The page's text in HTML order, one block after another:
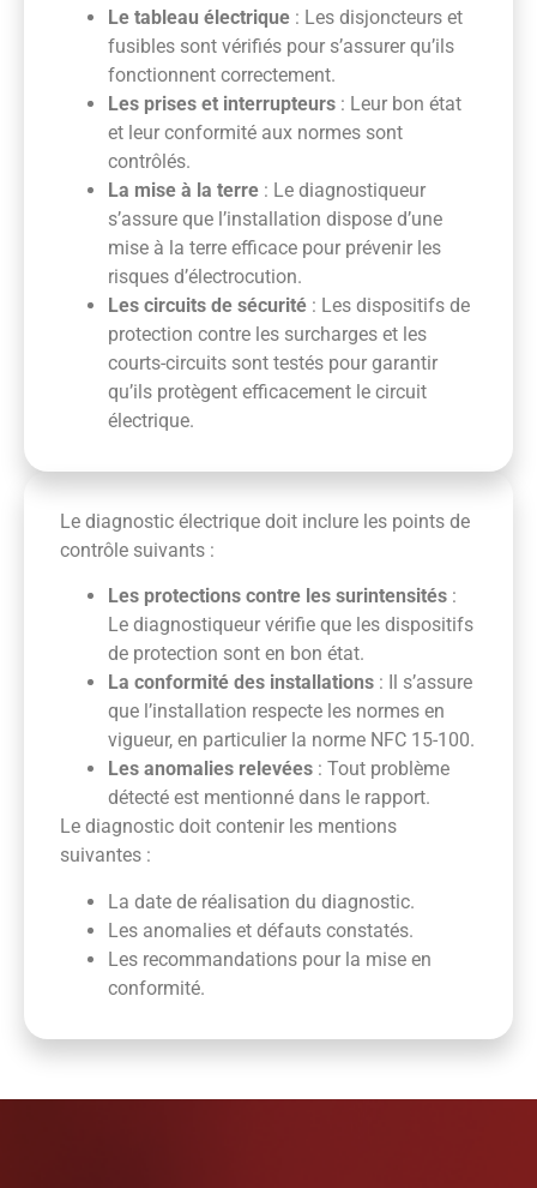
Le tableau électrique : Les disjoncteurs et
fusibles sont vérifiés pour s’assurer qu’ils
fonctionnent correctement.
Les prises et interrupteurs : Leur bon état
et leur conformité aux normes sont
contrôlés.
La mise à la terre : Le diagnostiqueur
s’assure que l’installation dispose d’une
mise à la terre efficace pour prévenir les
risques d’électrocution.
Les circuits de sécurité : Les dispositifs de
protection contre les surcharges et les
courts-circuits sont testés pour garantir
qu’ils protègent efficacement le circuit
électrique.
Le diagnostic électrique doit inclure les points de
contrôle suivants :
Les protections contre les surintensités :
Le diagnostiqueur vérifie que les dispositifs
de protection sont en bon état.
La conformité des installations : Il s’assure
que l’installation respecte les normes en
vigueur, en particulier la norme NFC 15-100.
Les anomalies relevées : Tout problème
détecté est mentionné dans le rapport.
Le diagnostic doit contenir les mentions
suivantes :
La date de réalisation du diagnostic.
Les anomalies et défauts constatés.
Les recommandations pour la mise en
conformité.